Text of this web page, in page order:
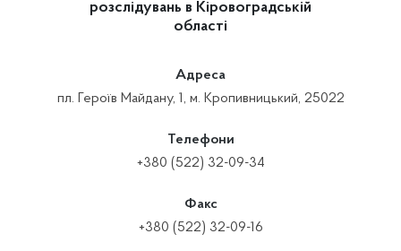
розслідувань в Кіровоградській
області
Адреса
пл. Героїв Майдану, 1, м. Кропивницький, 25022
Телефони
+380 (522) 32-09-34
Факс
+380 (522) 32-09-16